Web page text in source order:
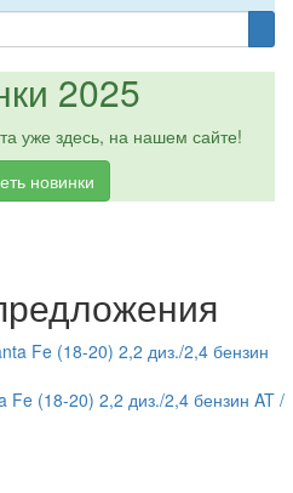
2025
уже здесь, на нашем сайте!
новинки
Fe (18-20) 2,2 диз./2,4 бензин AT /